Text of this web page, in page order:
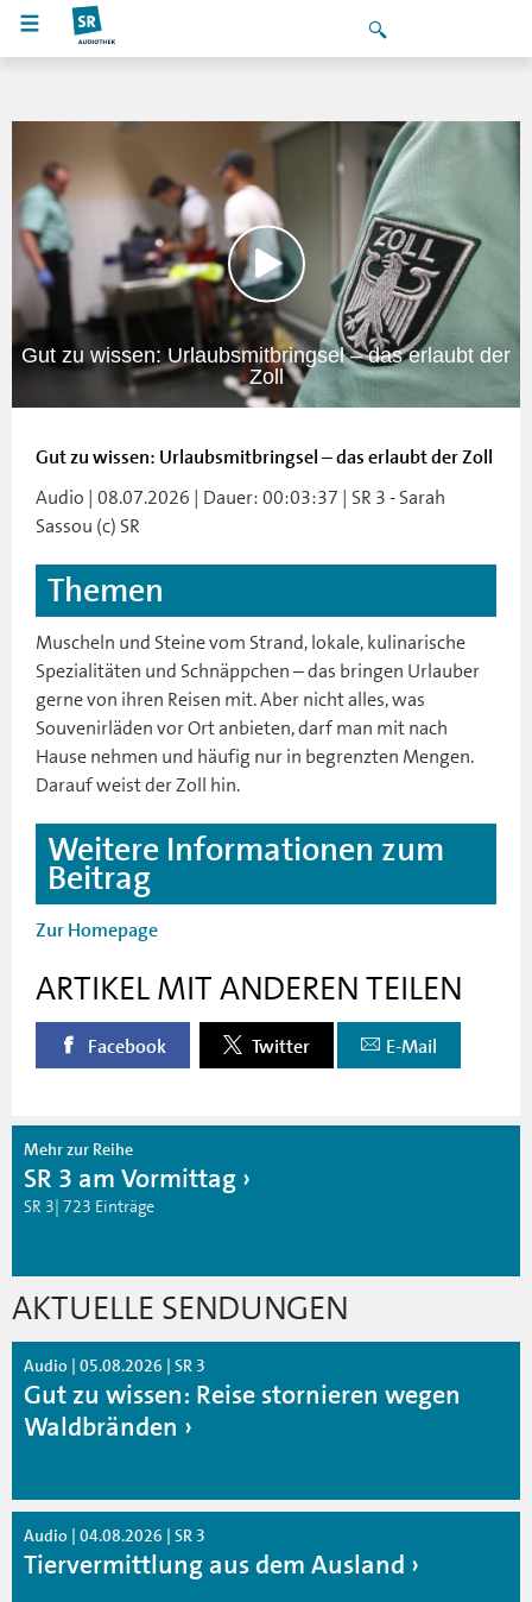
Gut zu wissen: Urlaubsmitbringsel – das erlaubt der
Zoll
Gut zu wissen: Urlaubsmitbringsel – das erlaubt der Zoll
Audio | 08.07.2026 | Dauer: 00:03:37 | SR 3 - Sarah
Sassou (c) SR
Themen
Muscheln und Steine vom Strand, lokale, kulinarische
Spezialitäten und Schnäppchen – das bringen Urlauber
gerne von ihren Reisen mit. Aber nicht alles, was
Souvenirläden vor Ort anbieten, darf man mit nach
Hause nehmen und häufig nur in begrenzten Mengen.
Darauf weist der Zoll hin.
Weitere Informationen zum
Beitrag
Zur Homepage
ARTIKEL MIT ANDEREN TEILEN
Facebook Twitter E-Mail
Mehr zur Reihe
SR 3 am Vormittag
SR 3| 723 Einträge
AKTUELLE SENDUNGEN
Audio | 05.08.2026 | SR 3
Gut zu wissen: Reise stornieren wegen
Waldbränden
Audio | 04.08.2026 | SR 3
Tiervermittlung aus dem Ausland